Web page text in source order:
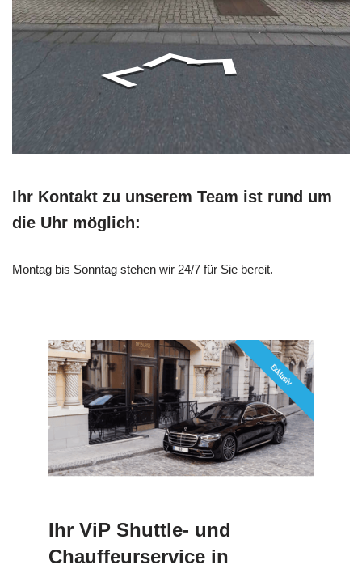
Ihr Kontakt zu unserem Team ist rund um
die Uhr möglich:
Montag bis Sonntag stehen wir 24/7 für Sie bereit.
Ihr ViP Shuttle- und
Chauffeurservice in